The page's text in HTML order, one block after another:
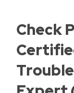
Check